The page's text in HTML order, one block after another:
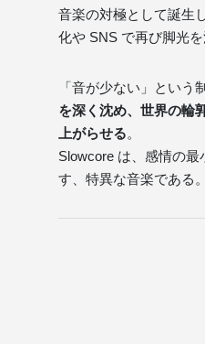
音楽の対極として誕生
化や SNS で再び脚光を
「音が少ない」という
を深く沈め、世界の輪
上がらせる。
Slowcore は、感情の最
す、特異な音楽である。